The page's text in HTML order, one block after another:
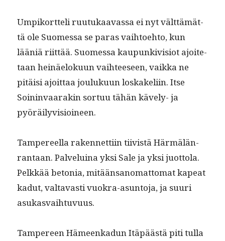
Umpiko­rt­teli ruu­tukaavas­sa ei nyt vält­tämät­
tä ole Suomes­sa se paras vai­h­toe­hto, kun
lääniä riit­tää. Suomes­sa kaupunkivi­siot ajoite­
taan heinäeloku­un vai­h­teeseen, vaik­ka ne
pitäisi ajoit­taa jouluku­un loskake­li­in. Itse
Soin­in­vaarakin sor­tuu tähän käve­ly- ja
pyöräilyvisioineen.
Tam­pereel­la raken­net­ti­in tiivistä Här­mälän­
ran­taan. Palveluina yksi Sale ja yksi juot­to­la.
Pelkkää beto­nia, mitään­sanomat­tomat kapeat
kadut, val­tavasti vuokra-asun­to­ja, ja suuri
asukasvaihtuvuus.
Tam­pereen Hämeenkadun Itäpäästä piti tul­la